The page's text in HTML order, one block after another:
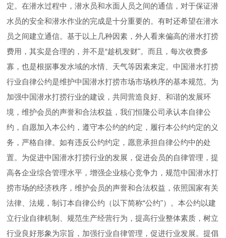
定。在潜水过程中，潜水员和水面人员之间的通信，对于保证潜
水员的安全和潜水作业的完成是十分重要的。有时还希望在潜水
员之间建立通信。基于以上几种因素，外人看来偏高的潜水打捞
费用，其实是合理的，并不是“趁机发财"。而且，每次收费多
寡，也是根据事发水域的水情、天气等因素来定。中国潜水打捞
行业自律公约是维护中国潜水打捞市场市场秩序的基本规范。为
加强中国潜水打捞行业的建设，共同营造良好、和谐的发展环
境，维护会员的声誉和合法权益，我们恒隆公司承认本自律公
约，自愿加入本公约，遵守本公约的约定，履行本公约约定的义
务，严格自律。如有违反公约约定，愿意承担自律公约中的处
置。为促进中国潜水打捞行业的发展，促进会员的自律管理，提
高各企业综合管理水平，增强企业核心竞争力，规范中国潜水打
捞市场的经济秩序，维护会员的声誉和合法权益，依照国家有关
法律、法规，制订本自律公约（以下简称“公约"）。本公约以建
立行业自律机制、规范生产经营行为，提高行业整体素质，树立
行业良好形象为宗旨，加强行业自律管理，促进行业发展。提倡